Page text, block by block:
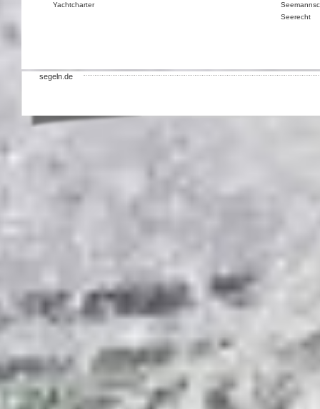
Yachtcharter
Seerecht
segeln.de